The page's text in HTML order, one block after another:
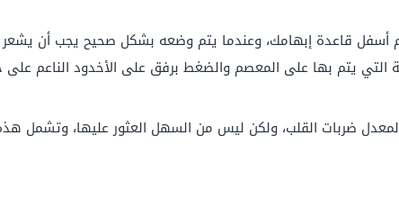
يتم بها على المعصم والضغط برفق على الأخدود الناعم على
ضربات القلب، ولكن ليس من السهل العثور عليها، وتشمل